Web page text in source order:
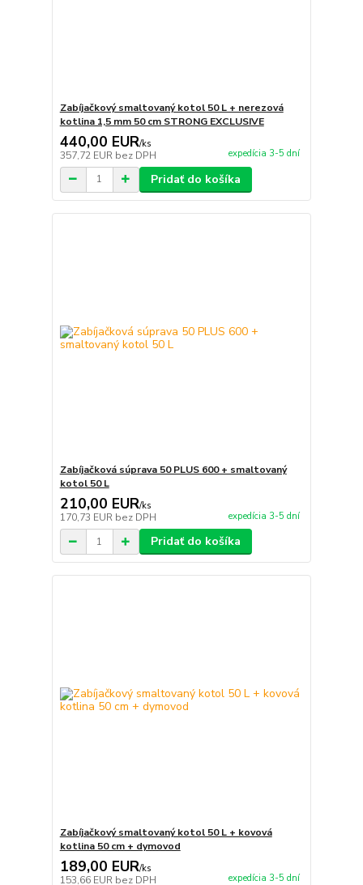
Zabíjačkový smaltovaný kotol 50 L + nerezová
kotlina 1,5 mm 50 cm STRONG EXCLUSIVE
440,00 EUR/ks
357,72 EUR bez DPH expedícia 3-5 dní
Pridať do košíka
Zabíjačková súprava 50 PLUS 600 + smaltovaný
kotol 50 L
210,00 EUR/ks
170,73 EUR bez DPH expedícia 3-5 dní
Pridať do košíka
Zabíjačkový smaltovaný kotol 50 L + kovová
kotlina 50 cm + dymovod
189,00 EUR/ks
153,66 EUR bez DPH expedícia 3-5 dní